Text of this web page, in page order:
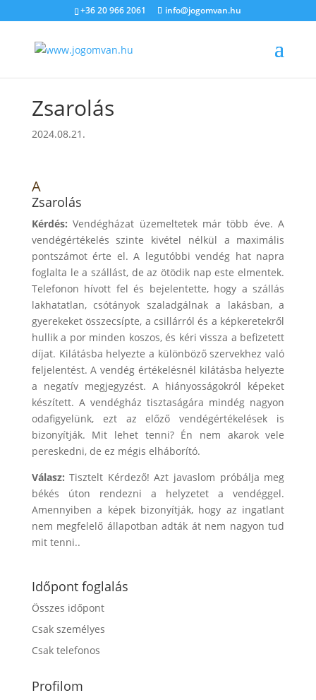
+36 20 966 2061 info@jogomvan.hu
Zsarolás
2024.08.21.
A
Zsarolás
Kérdés: Vendégházat üzemeltetek már több éve. A
vendégértékelés szinte kivétel nélkül a maximális
pontszámot érte el. A legutóbbi vendég hat napra
foglalta le a szállást, de az ötödik nap este elmentek.
Telefonon hívott fel és bejelentette, hogy a szállás
lakhatatlan, csótányok szaladgálnak a lakásban, a
gyerekeket összecsípte, a csillárról és a képkeretekről
hullik a por minden koszos, és kéri vissza a befizetett
díjat. Kilátásba helyezte a különböző szervekhez való
feljelentést. A vendég értékelésnél kilátásba helyezte
a negatív megjegyzést. A hiányosságokról képeket
készített. A vendégház tisztaságára mindég nagyon
odafigyelünk, ezt az előző vendégértékelések is
bizonyítják. Mit lehet tenni? Én nem akarok vele
pereskedni, de ez mégis elháborító.
Válasz: Tisztelt Kérdező! Azt javaslom próbálja meg
békés úton rendezni a helyzetet a vendéggel.
Amennyiben a képek bizonyítják, hogy az ingatlant
nem megfelelő állapotban adták át nem nagyon tud
mit tenni..
Időpont foglalás
Összes időpont
Csak személyes
Csak telefonos
Profilom